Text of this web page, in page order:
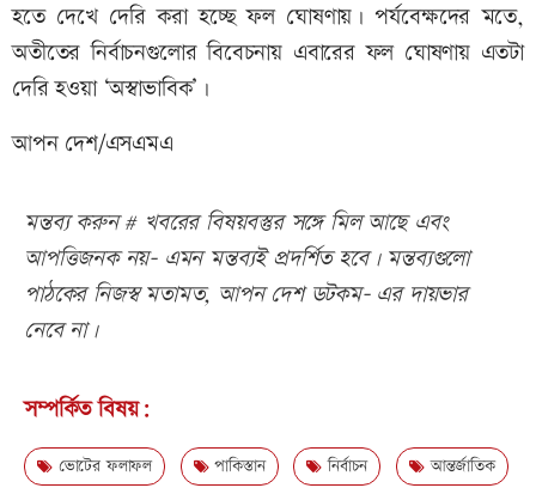
হতে দেখে দেরি করা হচ্ছে ফল ঘোষণায়। পর্যবেক্ষদের মতে,
অতীতের নির্বাচনগুলোর বিবেচনায় এবারের ফল ঘোষণায় এতটা
দেরি হওয়া ‘অস্বাভাবিক’।
আপন দেশ/এসএমএ
মন্তব্য করুন # খবরের বিষয়বস্তুর সঙ্গে মিল আছে এবং
আপত্তিজনক নয়- এমন মন্তব্যই প্রদর্শিত হবে। মন্তব্যগুলো
পাঠকের নিজস্ব মতামত, আপন দেশ ডটকম- এর দায়ভার
নেবে না।
সম্পর্কিত বিষয়:
ভোটের ফলাফল পাকিস্তান নির্বাচন আন্তর্জাতিক